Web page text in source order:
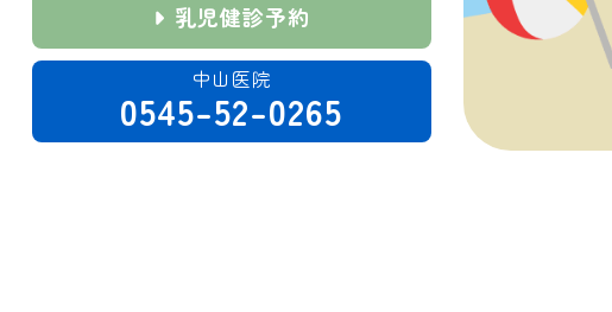
乳児健診予約
中山医院
0545-52-0265